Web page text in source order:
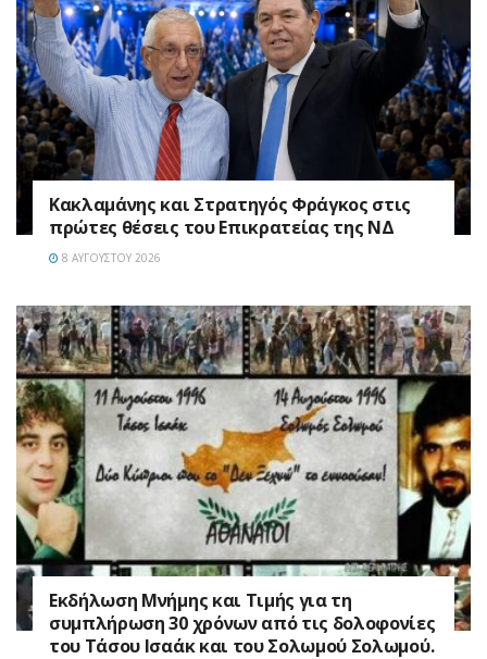
Κακλαμάνης και Στρατηγός Φράγκος στις
πρώτες θέσεις του Επικρατείας της ΝΔ
8 ΑΥΓΟΎΣΤΟΥ 2026
Εκδήλωση Μνήμης και Τιμής για τη
συμπλήρωση 30 χρόνων από τις δολοφονίες
του Τάσου Ισαάκ και του Σολωμού Σολωμού.